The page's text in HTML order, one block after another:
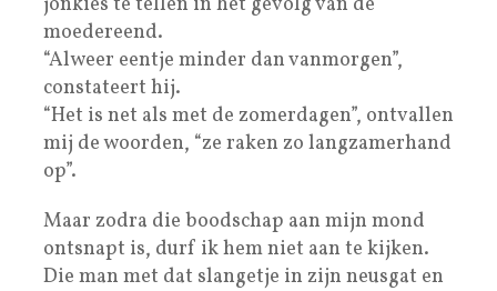
moedereend.
“Alweer eentje minder dan vanmorgen”,
constateert hij.
“Het is net als met de zomerdagen”, ontvallen
mij de woorden, “ze raken zo langzamerhand
op”.
Maar zodra die boodschap aan mijn mond
ontsnapt is, durf ik hem niet aan te kijken.
Die man met dat slangetje in zijn neusgat en